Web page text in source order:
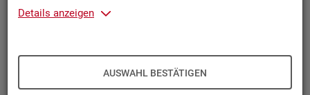
Details anzeigen
AUSWAHL BESTÄTIGEN
Kon­takt, Feed­back und Kri­tik